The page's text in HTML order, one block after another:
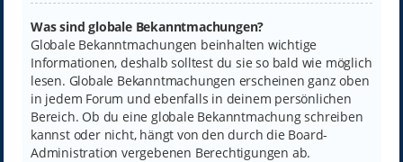
Was sind globale Bekanntmachungen?
Globale Bekanntmachungen beinhalten wichtige
Informationen, deshalb solltest du sie so bald wie möglich
lesen. Globale Bekanntmachungen erscheinen ganz oben
in jedem Forum und ebenfalls in deinem persönlichen
Bereich. Ob du eine globale Bekanntmachung schreiben
kannst oder nicht, hängt von den durch die Board-
Administration vergebenen Berechtigungen ab.